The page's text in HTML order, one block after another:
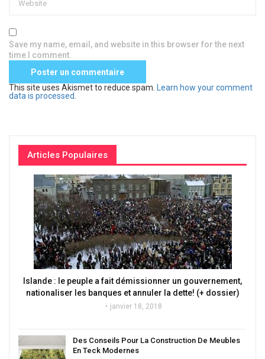
Save my name, email, and website in this browser for the next
time I comment.
This site uses Akismet to reduce spam.
Learn how your comment
data is processed
Articles Populaires
Islande : le peuple a fait démissionner un gouvernement,
nationaliser les banques et annuler la dette! (+ dossier)
janvier 18, 2018
Des Conseils Pour La Construction De Meubles
En Teck Modernes